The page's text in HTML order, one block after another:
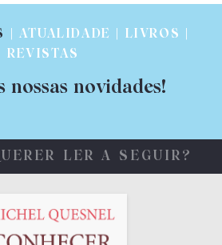
| ATUALIDADE | LIVROS |
REVISTAS
nossas novidades!
LER A SEGUIR?